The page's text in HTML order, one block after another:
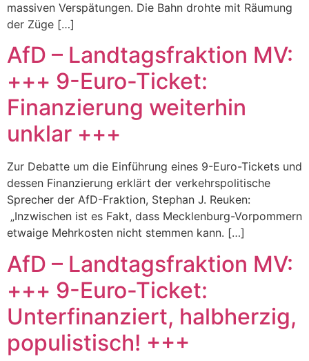
massiven Verspätungen. Die Bahn drohte mit Räumung
der Züge […]
AfD – Landtagsfraktion MV:
+++ 9-Euro-Ticket:
Finanzierung weiterhin
unklar +++
Zur Debatte um die Einführung eines 9-Euro-Tickets und
dessen Finanzierung erklärt der verkehrspolitische
Sprecher der AfD-Fraktion, Stephan J. Reuken:
„Inzwischen ist es Fakt, dass Mecklenburg-Vorpommern
etwaige Mehrkosten nicht stemmen kann. […]
AfD – Landtagsfraktion MV:
+++ 9-Euro-Ticket:
Unterfinanziert, halbherzig,
populistisch! +++